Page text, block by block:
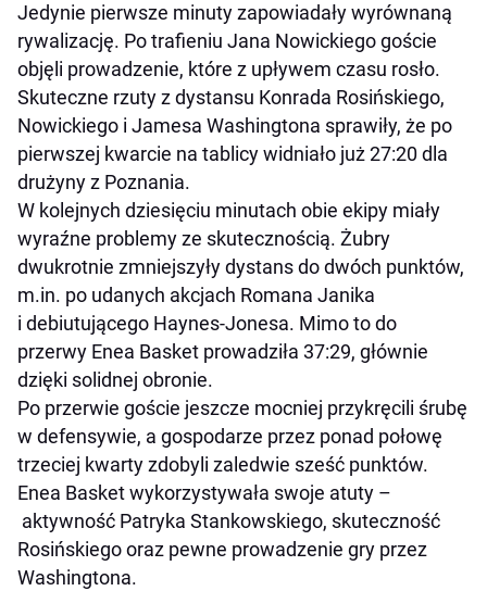
Jedynie pierwsze minuty zapowiadały wyrównaną
rywalizację. Po trafieniu Jana Nowickiego goście
objęli prowadzenie, które z upływem czasu rosło.
Skuteczne rzuty z dystansu Konrada Rosińskiego,
Nowickiego i Jamesa Washingtona sprawiły, że po
pierwszej kwarcie na tablicy widniało już 27:20 dla
drużyny z Poznania.
W kolejnych dziesięciu minutach obie ekipy miały
wyraźne problemy ze skutecznością. Żubry
dwukrotnie zmniejszyły dystans do dwóch punktów,
m.in. po udanych akcjach Romana Janika
i debiutującego Haynes-Jonesa. Mimo to do
przerwy Enea Basket prowadziła 37:29, głównie
dzięki solidnej obronie.
Po przerwie goście jeszcze mocniej przykręcili śrubę
w defensywie, a gospodarze przez ponad połowę
trzeciej kwarty zdobyli zaledwie sześć punktów.
Enea Basket wykorzystywała swoje atuty –
aktywność Patryka Stankowskiego, skuteczność
Rosińskiego oraz pewne prowadzenie gry przez
Washingtona.